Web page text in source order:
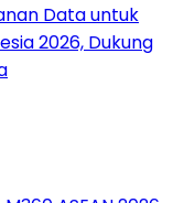
Data untuk
2026, Dukung